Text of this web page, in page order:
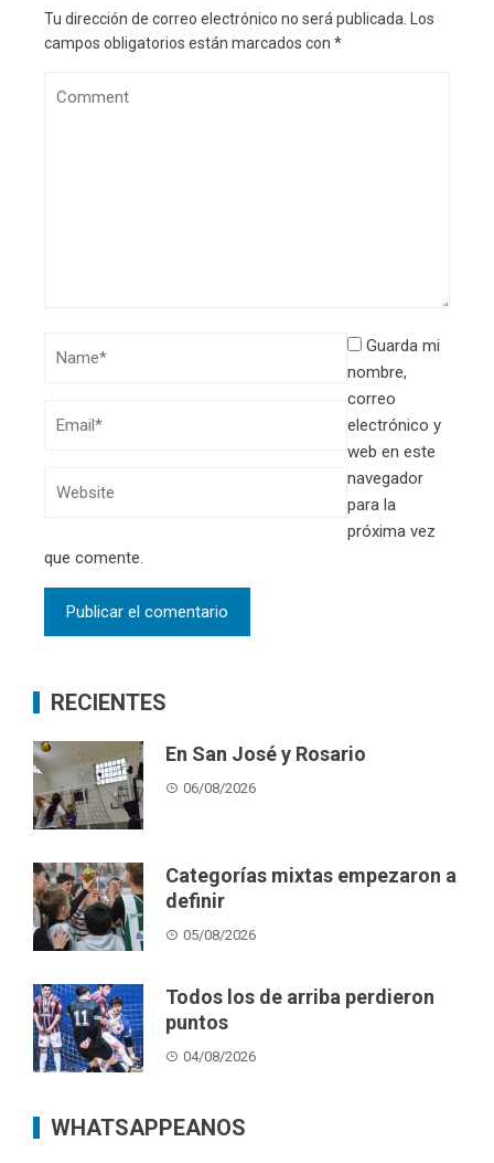
Tu dirección de correo electrónico no será publicada.
Los
campos obligatorios están marcados con *
Guarda mi
nombre,
correo
electrónico y
web en este
navegador
para la
próxima vez
que comente.
RECIENTES
En San José y Rosario
06/08/2026
Categorías mixtas empezaron a
definir
05/08/2026
Todos los de arriba perdieron
puntos
04/08/2026
WHATSAPPEANOS